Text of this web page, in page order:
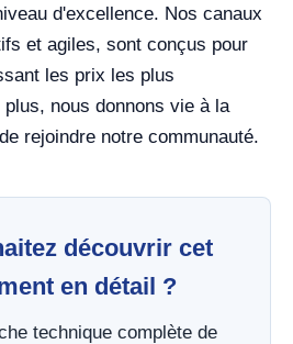
d'excellence. Nos canaux
et agiles, sont conçus pour
les prix les plus
nous donnons vie à la
rejoindre notre communauté.
découvrir cet
en détail ?
technique complète de